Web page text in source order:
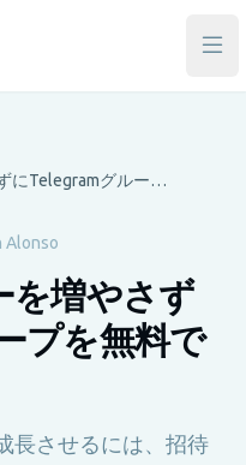
メ
間違ったメンバーを増やさずにTelegramグループを無料で成長させる方法
Alonso
を増やさず
プを無料で
長させるには、招待